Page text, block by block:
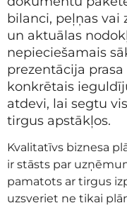
bilanci, peļņas vai
un aktuālas
nepieciešamais
prezentācija
konkrētais
atdevi, lai segtu
tirgus apstākļos.
Kvalitatīvs biznesa
ir stāsts par
pamatots ar tirgus
uzsveriet ne tikai